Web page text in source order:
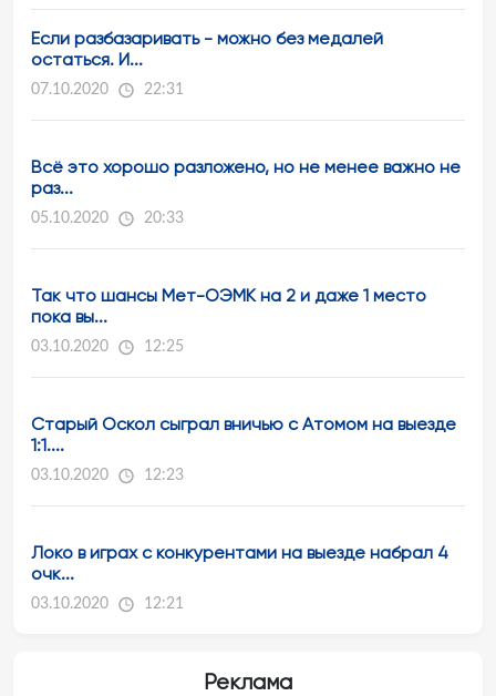
Если разбазаривать - можно без медалей
остаться. И...
07.10.2020 22:31
Всё это хорошо разложено, но не менее важно не
раз...
05.10.2020 20:33
Так что шансы Мет-ОЭМК на 2 и даже 1 место
пока вы...
03.10.2020 12:25
Старый Оскол сыграл вничью с Атомом на выезде
1:1....
03.10.2020 12:23
Локо в играх с конкурентами на выезде набрал 4
очк...
03.10.2020 12:21
Реклама